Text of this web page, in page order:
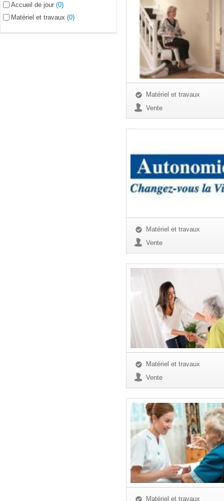
Accueil de jour (0)
Matériel et travaux (0)
Matériel et travaux
Vente
Matériel et travaux
Vente
Matériel et travaux
Vente
Matériel et travaux